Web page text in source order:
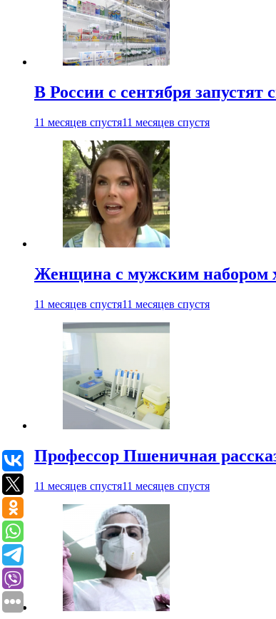
В России с сентября
11 месяцев спустя11 месяцев спустя
Женщина с мужским набором
11 месяцев спустя11 месяцев спустя
Профессор Пшеничная
11 месяцев спустя11 месяцев спустя